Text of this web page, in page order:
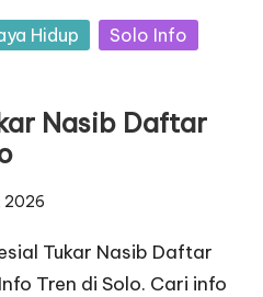
Hidup
Solo Info
Nasib Daftar
2026
Tukar Nasib Daftar
Tren di Solo. Cari info